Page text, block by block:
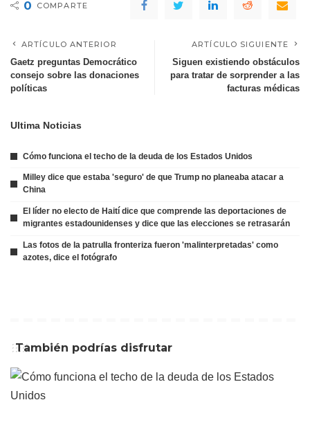
0 COMPARTE
ARTÍCULO ANTERIOR
Gaetz preguntas Democrático
consejo sobre las donaciones
políticas
ARTÍCULO SIGUIENTE
Siguen existiendo obstáculos
para tratar de sorprender a las
facturas médicas
Ultima Noticias
Cómo funciona el techo de la deuda de los Estados Unidos
Milley dice que estaba 'seguro' de que Trump no planeaba atacar a
China
El líder no electo de Haití dice que comprende las deportaciones de
migrantes estadounidenses y dice que las elecciones se retrasarán
Las fotos de la patrulla fronteriza fueron 'malinterpretadas' como
azotes, dice el fotógrafo
También podrías disfrutar